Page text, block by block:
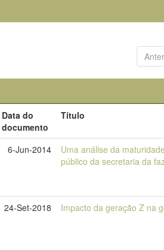
Data do
documento
Título
6-Jun-2014
Uma análise da
público da secretaria da
24-Set-2018 Impacto da geração Z na